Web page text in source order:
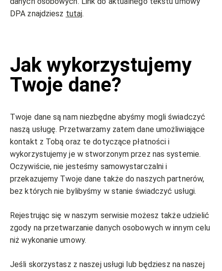
DPA znajdziesz tutaj.
Jak wykorzystujemy
Twoje dane?
Twoje dane są nam niezbędne abyśmy mogli świadczyć
naszą usługę. Przetwarzamy zatem dane umożliwiające
kontakt z Tobą oraz te dotyczące płatności i
wykorzystujemy je w stworzonym przez nas systemie.
Oczywiście, nie jesteśmy samowystarczalni i
przekazujemy Twoje dane także do naszych partnerów,
bez których nie bylibyśmy w stanie świadczyć usługi.
Rejestrując się w naszym serwisie możesz także udzielić
zgody na przetwarzanie danych osobowych w innym celu
niż wykonanie umowy.
Jeśli skorzystasz z naszej usługi lub będziesz na naszej